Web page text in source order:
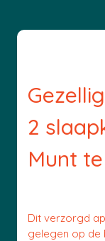
2
Munt
Dit verzorgd
gelegen op de